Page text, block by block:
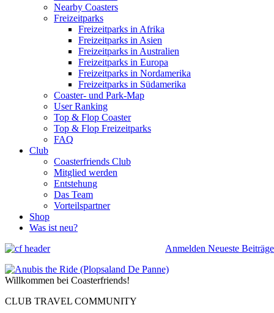
Nearby Coasters
Freizeitparks
Freizeitparks in Afrika
Freizeitparks in Asien
Freizeitparks in Australien
Freizeitparks in Europa
Freizeitparks in Nordamerika
Freizeitparks in Südamerika
Coaster- und Park-Map
User Ranking
Top & Flop Coaster
Top & Flop Freizeitparks
FAQ
Club
Coasterfriends Club
Mitglied werden
Entstehung
Das Team
Vorteilspartner
Shop
Was ist neu?
Anmelden Neueste Beiträge
Willkommen bei Coasterfriends!
CLUB TRAVEL COMMUNITY